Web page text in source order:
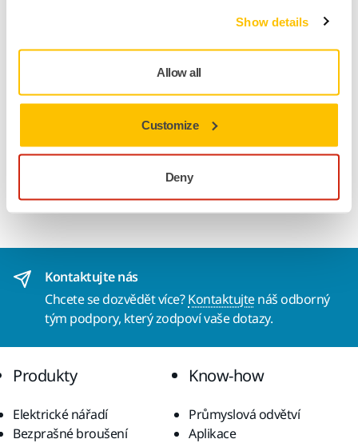
Show details
Allow all
Customize
Deny
Ke stažení
Multifunkční a klasický Abranet je speciálně vyvinut pro
široké škály dalších materiálů pro průmyslové použití.
Abranet spojuje vysoký výkon a dlouhou životnost, což z něj
činí nákladově efektivní řešení. Navrženo pro suché
broušení, ruční nebo strojové, skutečné bezprašné broušení
má za následek čistší pracovní prostředí a lepší povrchovou
úpravu.
Kontaktujte nás
Chcete se dozvědět více?Kontaktujtenáš odborný
tým podpory, který zodpoví vaše dotazy.
Produkty
Elektrické nářadí
Bezprašné broušení
Know-how
Průmyslová odvětví
Aplikace